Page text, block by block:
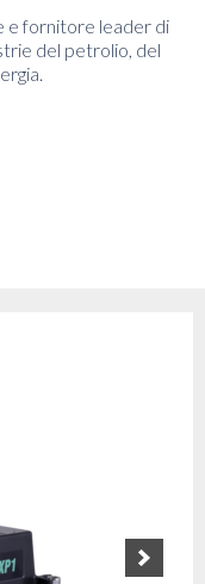
e fornitore leader di
del petrolio, del